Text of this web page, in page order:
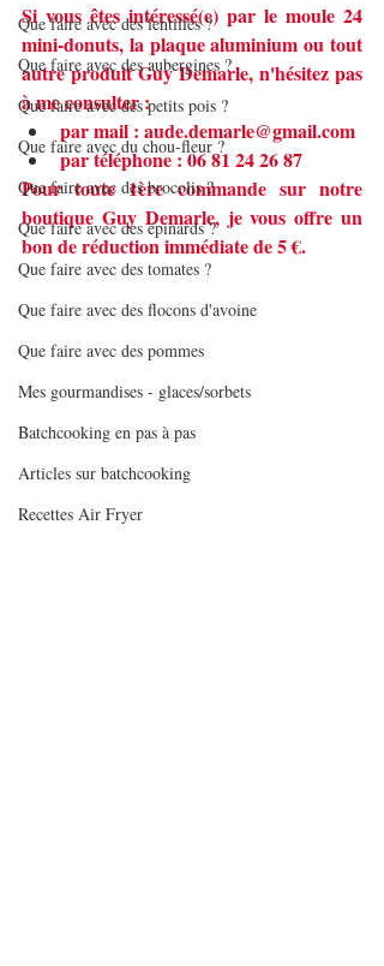
Que faire avec des lentilles ?
Que faire avec des aubergines ?
Que faire avec des petits pois ?
Que faire avec du chou-fleur ?
Que faire avec des brocolis ?
Que faire avec des épinards ?
Que faire avec des tomates ?
Que faire avec des flocons d'avoine
Que faire avec des pommes
Mes gourmandises - glaces/sorbets
Batchcooking en pas à pas
Articles sur batchcooking
Recettes Air Fryer
Si vous êtes intéressé(e) par le moule 24
mini-donuts, la plaque aluminium ou tout
autre produit Guy Demarle, n'hésitez pas
à me consulter :
par mail : aude.demarle@gmail.com
par téléphone : 06 81 24 26 87
Pour toute 1ère commande sur notre
boutique Guy Demarle, je vous offre un
bon de réduction immédiate de 5 €.